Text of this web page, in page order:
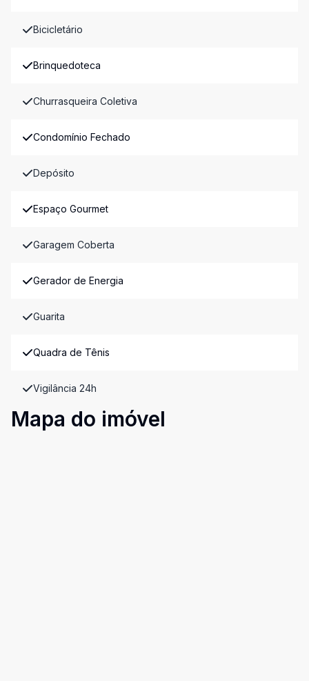
Bicicletário
Brinquedoteca
Churrasqueira Coletiva
Condomínio Fechado
Depósito
Espaço Gourmet
Garagem Coberta
Gerador de Energia
Guarita
Quadra de Tênis
Vigilância 24h
Mapa do imóvel